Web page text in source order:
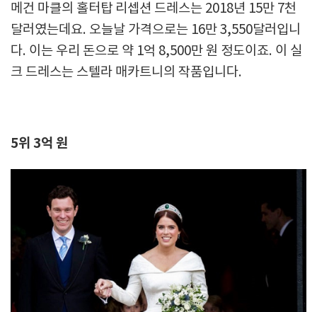
메건 마클의 홀터탑 리셉션 드레스는 2018년 15만 7천
달러였는데요. 오늘날 가격으로는 16만 3,550달러입니
다. 이는 우리 돈으로 약 1억 8,500만 원 정도이죠. 이 실
크 드레스는 스텔라 매카트니의 작품입니다.
5위 3억 원